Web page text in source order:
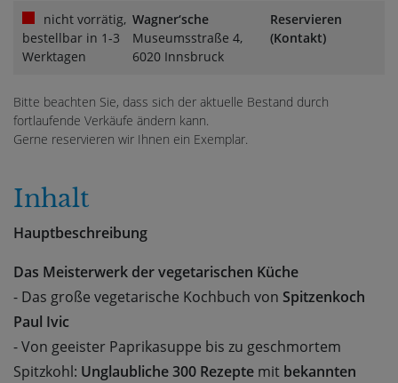
nicht vorrätig,
bestellbar in 1-3
Werktagen
Wagner‘sche
Museumsstraße 4,
6020 Innsbruck
Reservieren
(Kontakt)
Bitte beachten Sie, dass sich der aktuelle Bestand durch
fortlaufende Verkäufe ändern kann.
Gerne reservieren wir Ihnen ein Exemplar.
Inhalt
Hauptbeschreibung
Das Meisterwerk der vegetarischen Küche
- Das große vegetarische Kochbuch von Spitzenkoch
Paul Ivic
- Von geeister Paprikasuppe bis zu geschmortem
Spitzkohl: Unglaubliche 300 Rezepte mit bekannten